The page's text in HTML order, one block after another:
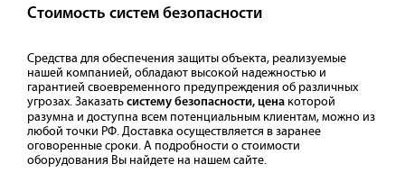
Стоимость систем безопасности
Средства для обеспечения защиты объекта, реализуемые
нашей компанией, обладают высокой надежностью и
гарантией своевременного предупреждения об различных
угрозах. Заказать систему безопасности, цена которой
разумна и доступна всем потенциальным клиентам, можно из
любой точки РФ. Доставка осуществляется в заранее
оговоренные сроки. А подробности о стоимости
оборудования Вы найдете на нашем сайте.